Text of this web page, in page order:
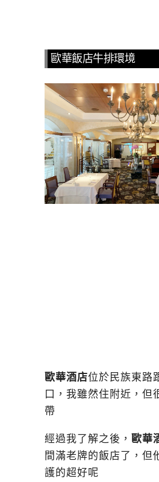
歐華飯店牛排環境
歐華酒店位於民族東路
口，我雖然住附近，但
帶
經過我了解之後， 歐華
間滿老牌的飯店了，但
護的超好呢